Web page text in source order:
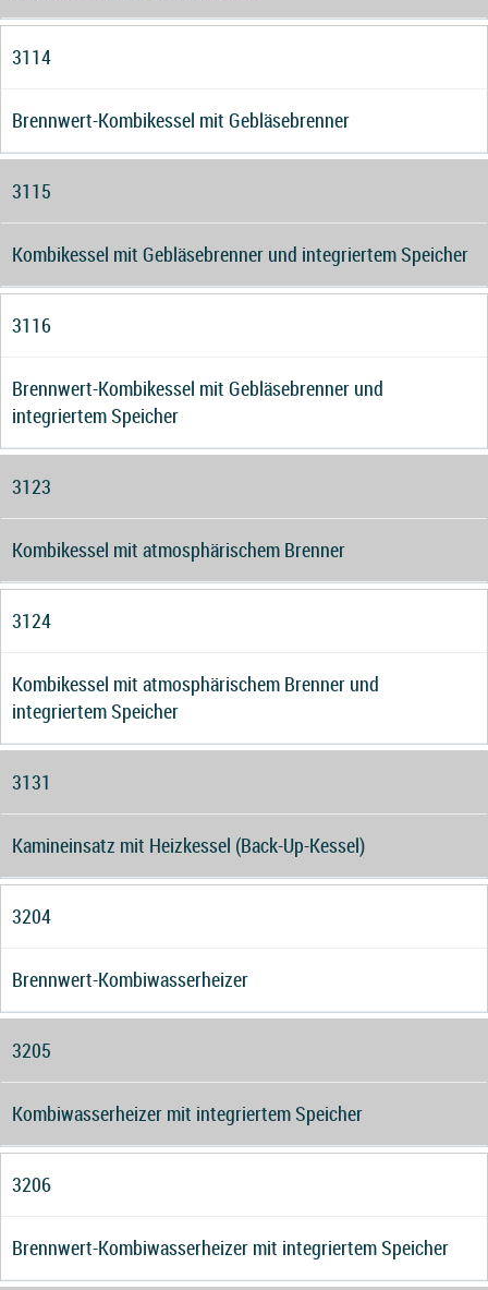
3114
Brennwert-Kombikessel mit Gebläsebrenner
3115
Kombikessel mit Gebläsebrenner und integriertem Speicher
3116
Brennwert-Kombikessel mit Gebläsebrenner und
integriertem Speicher
3123
Kombikessel mit atmosphärischem Brenner
3124
Kombikessel mit atmosphärischem Brenner und
integriertem Speicher
3131
Kamineinsatz mit Heizkessel (Back-Up-Kessel)
3204
Brennwert-Kombiwasserheizer
3205
Kombiwasserheizer mit integriertem Speicher
3206
Brennwert-Kombiwasserheizer mit integriertem Speicher